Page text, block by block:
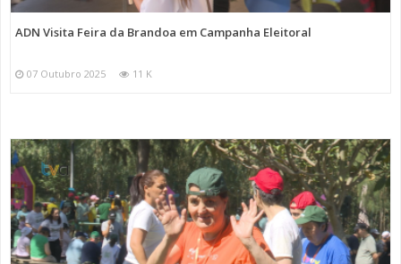
ADN Visita Feira da Brandoa em Campanha Eleitoral
07 Outubro 2025 11 K